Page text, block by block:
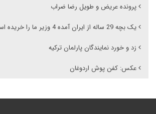
پرونده عریض و طویل رضا ضراب
یک بچه 29 ساله از ایران آمده 4 وزیر ما را خریده است!
زد و خورد نمایندگان پارلمان ترکیه
عکس: کفن پوش اردوغان